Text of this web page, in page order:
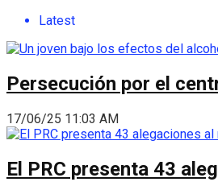
Latest
Persecución por el
17/06/25 11:03 AM
El PRC presenta 43